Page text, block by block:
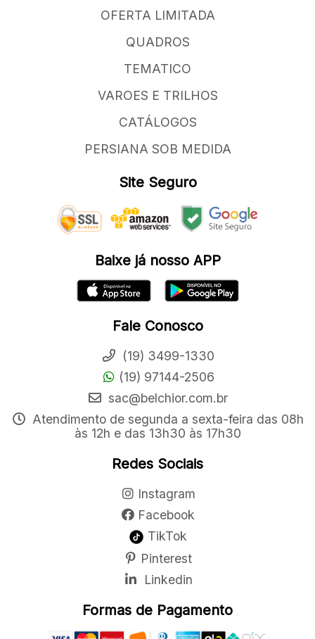
OFERTA LIMITADA
QUADROS
TEMATICO
VAROES E TRILHOS
CATÁLOGOS
PERSIANA SOB MEDIDA
Site Seguro
Baixe já nosso APP
Fale Conosco
(19) 3499-1330
(19) 97144-2506
sac@belchior.com.br
Atendimento de segunda a sexta-feira das 08h
às 12h e das 13h30 às 17h30
Redes Sociais
Instagram
Facebook
TikTok
Pinterest
Linkedin
Formas de Pagamento